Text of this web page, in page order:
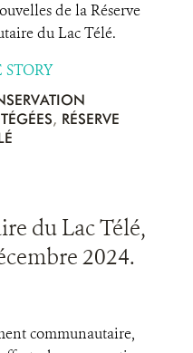
de la Réserve
du Lac Télé.
, RÉSERVE
du Lac Télé,
2024.
communautaire,